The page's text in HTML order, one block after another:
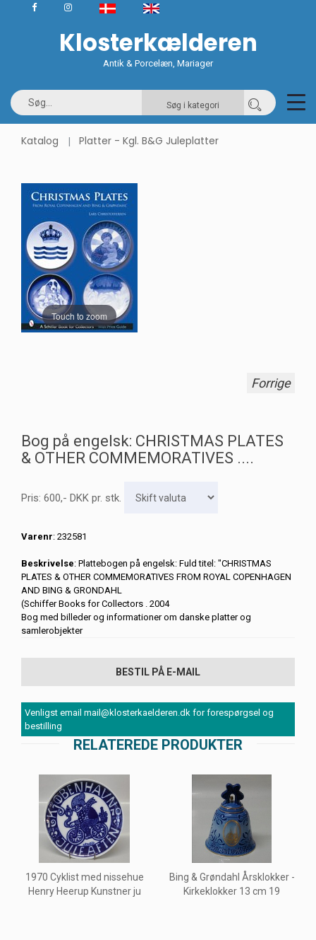
Klosterkælderen
Antik & Porcelæn, Mariager
Søg i kategori
Katalog Platter - Kgl. B&G Juleplatter
Touch to zoom
Forrige
Bog på engelsk: CHRISTMAS PLATES
& OTHER COMMEMORATIVES ....
Pris: 600,- DKK pr. stk.
Varenr: 232581
Beskrivelse: Plattebogen på engelsk: Fuld titel: "CHRISTMAS
PLATES & OTHER COMMEMORATIVES FROM ROYAL COPENHAGEN
AND BING & GRONDAHL
(Schiffer Books for Collectors . 2004
Bog med billeder og informationer om danske platter og
samlerobjekter
BESTIL PÅ E-MAIL
Venligst email mail@klosterkaelderen.dk for forespørgsel og
bestilling
RELATEREDE PRODUKTER
1970 Cyklist med nissehue
Henry Heerup Kunstner ju
Bing & Grøndahl Årsklokker -
Kirkeklokker 13 cm 19